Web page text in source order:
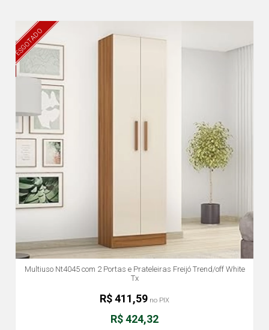
ESGOTADO
Multiuso Nt4045 com 2 Portas e Prateleiras Freijó Trend/off White
Tx
R$ 424,32
R$ 411,59 no PIX